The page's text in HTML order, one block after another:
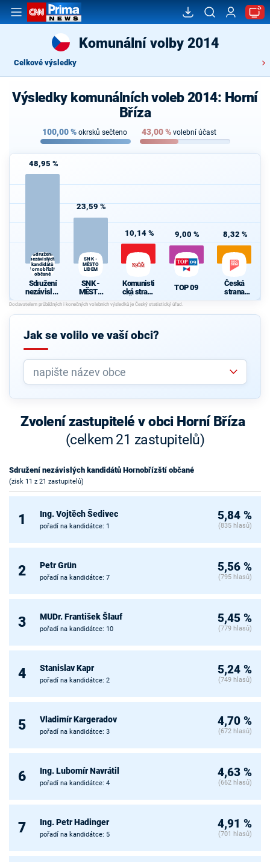
Komunální volby 2014
Celkové výsledky
Výsledky komunálních voleb 2014: Horní
Bříza
100,00% okrsků sečteno 43,00% volební účast
48,95 %
Sdružení
nezávislých
kandidátů
Hornobřízští
občané
Sdružení
nezávislýc
h
kandidátů
Hornobříz
23,59 %
SNK -
MĚSTO
LIDEM
SNK -
MĚSTO
LIDEM
10,14 %
Komunisti
cká strana
Čech a
Moravy
9,00 %
TOP 09
8,32 %
Česká
strana
sociálně
cká
Jak se volilo ve vaší obci?
Zvolení zastupitelé v obci Horní Bříza
(celkem 21 zastupitelů)
Sdružení nezávislých kandidátů Hornobřízští občané
(zisk 11 z 21 zastupitelů)
1 Ing. Vojtěch Šedivec
pořadí na kandidátce: 1
5,84 %
(835 hlasů)
2 Petr Grün
pořadí na kandidátce: 7
5,56 %
(795 hlasů)
3 MUDr. František Šlauf
pořadí na kandidátce: 10
5,45 %
(779 hlasů)
4 Stanislav Kapr
pořadí na kandidátce: 2
5,24 %
(749 hlasů)
5 Vladimír Kargeradov
pořadí na kandidátce: 3
4,70 %
(672 hlasů)
6 Ing. Lubomír Navrátil
pořadí na kandidátce: 4
4,63 %
(662 hlasů)
7 Ing. Petr Hadinger
pořadí na kandidátce: 5
4,91 %
(701 hlasů)